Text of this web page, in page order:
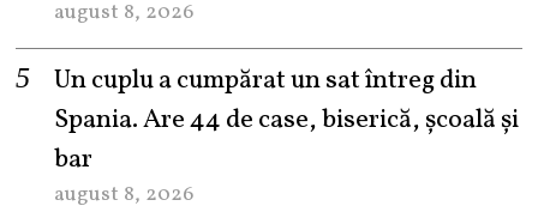
august 8, 2026
Un cuplu a cumpărat un sat întreg din
Spania. Are 44 de case, biserică, școală și
bar
august 8, 2026